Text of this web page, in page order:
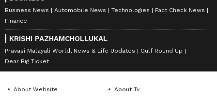
Business News Automobile News Technologies
Fact Check News
Finance
KRISHI PAZHAMCHOLLUKAL
Pravasi Malayali World, News & Life Updates
Gulf Round Up
Dear Big Ticket
About Website
About Tv